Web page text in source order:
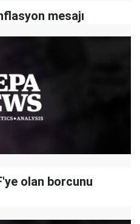
mesajı
olan borcunu